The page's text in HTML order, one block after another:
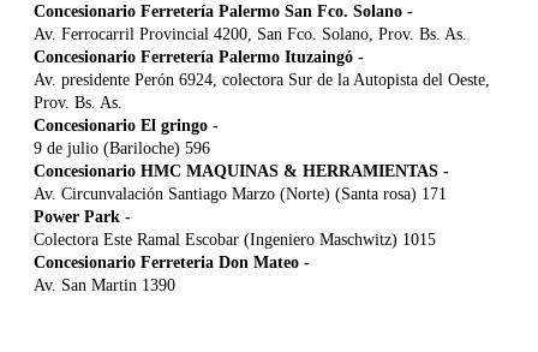
Concesionario Ferretería Palermo San Fco. Solano -
Av. Ferrocarril Provincial 4200, San Fco. Solano, Prov. Bs. As.
Concesionario Ferretería Palermo Ituzaingó -
Av. presidente Perón 6924, colectora Sur de la Autopista del Oeste,
Prov. Bs. As.
Concesionario El gringo -
9 de julio (Bariloche) 596
Concesionario HMC MAQUINAS & HERRAMIENTAS -
Av. Circunvalación Santiago Marzo (Norte) (Santa rosa) 171
Power Park -
Colectora Este Ramal Escobar (Ingeniero Maschwitz) 1015
Concesionario Ferreteria Don Mateo -
Av. San Martin 1390